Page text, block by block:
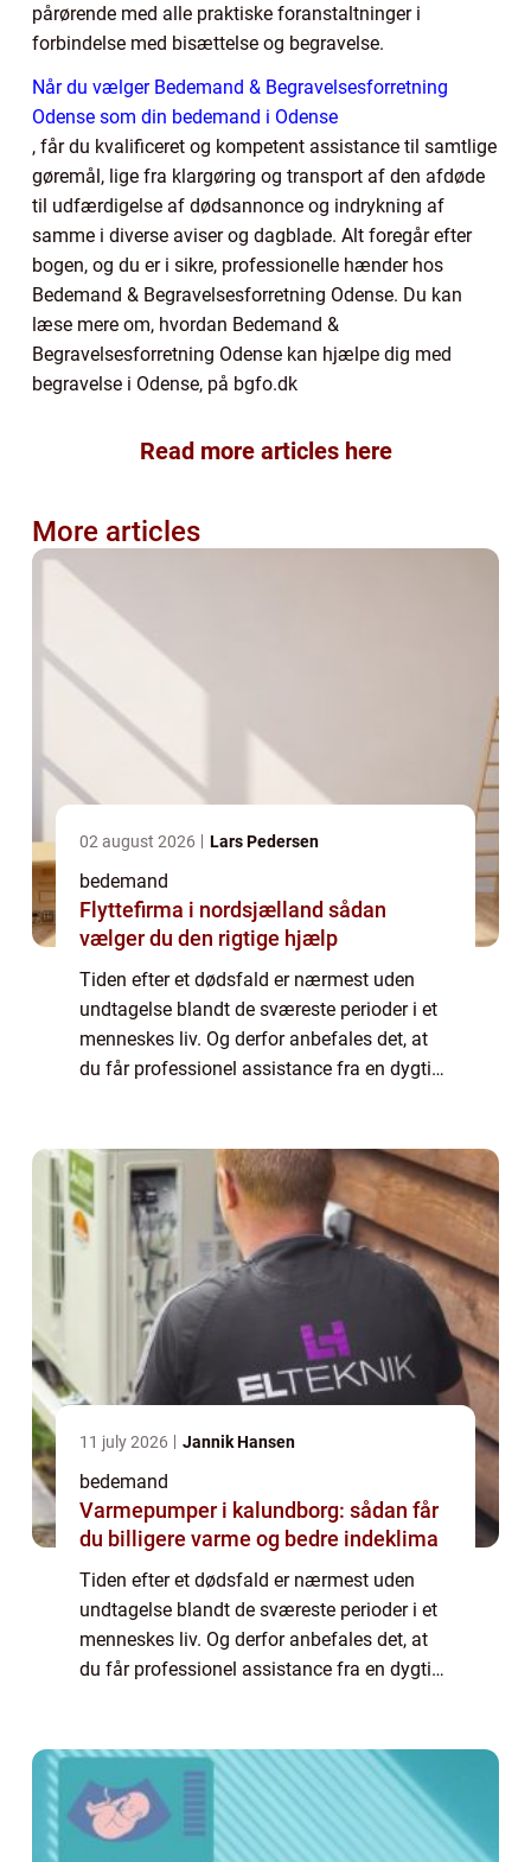
pårørende med alle praktiske foranstaltninger i
forbindelse med bisættelse og begravelse.
Når du vælger Bedemand & Begravelsesforretning
Odense som din bedemand i Odense
, får du kvalificeret og kompetent assistance til samtlige
gøremål, lige fra klargøring og transport af den afdøde
til udfærdigelse af dødsannonce og indrykning af
samme i diverse aviser og dagblade. Alt foregår efter
bogen, og du er i sikre, professionelle hænder hos
Bedemand & Begravelsesforretning Odense. Du kan
læse mere om, hvordan Bedemand &
Begravelsesforretning Odense kan hjælpe dig med
begravelse i Odense, på bgfo.dk
Read more articles here
More articles
02 august 2026 Lars Pedersen
bedemand
Flyttefirma i nordsjælland sådan
vælger du den rigtige hjælp
Tiden efter et dødsfald er nærmest uden
undtagelse blandt de sværeste perioder i et
menneskes liv. Og derfor anbefales det, at
du får professionel assistance fra en dygtig
11 july 2026 Jannik Hansen
bedemand
Varmepumper i kalundborg: sådan får
du billigere varme og bedre indeklima
Tiden efter et dødsfald er nærmest uden
undtagelse blandt de sværeste perioder i et
menneskes liv. Og derfor anbefales det, at
du får professionel assistance fra en dygtig